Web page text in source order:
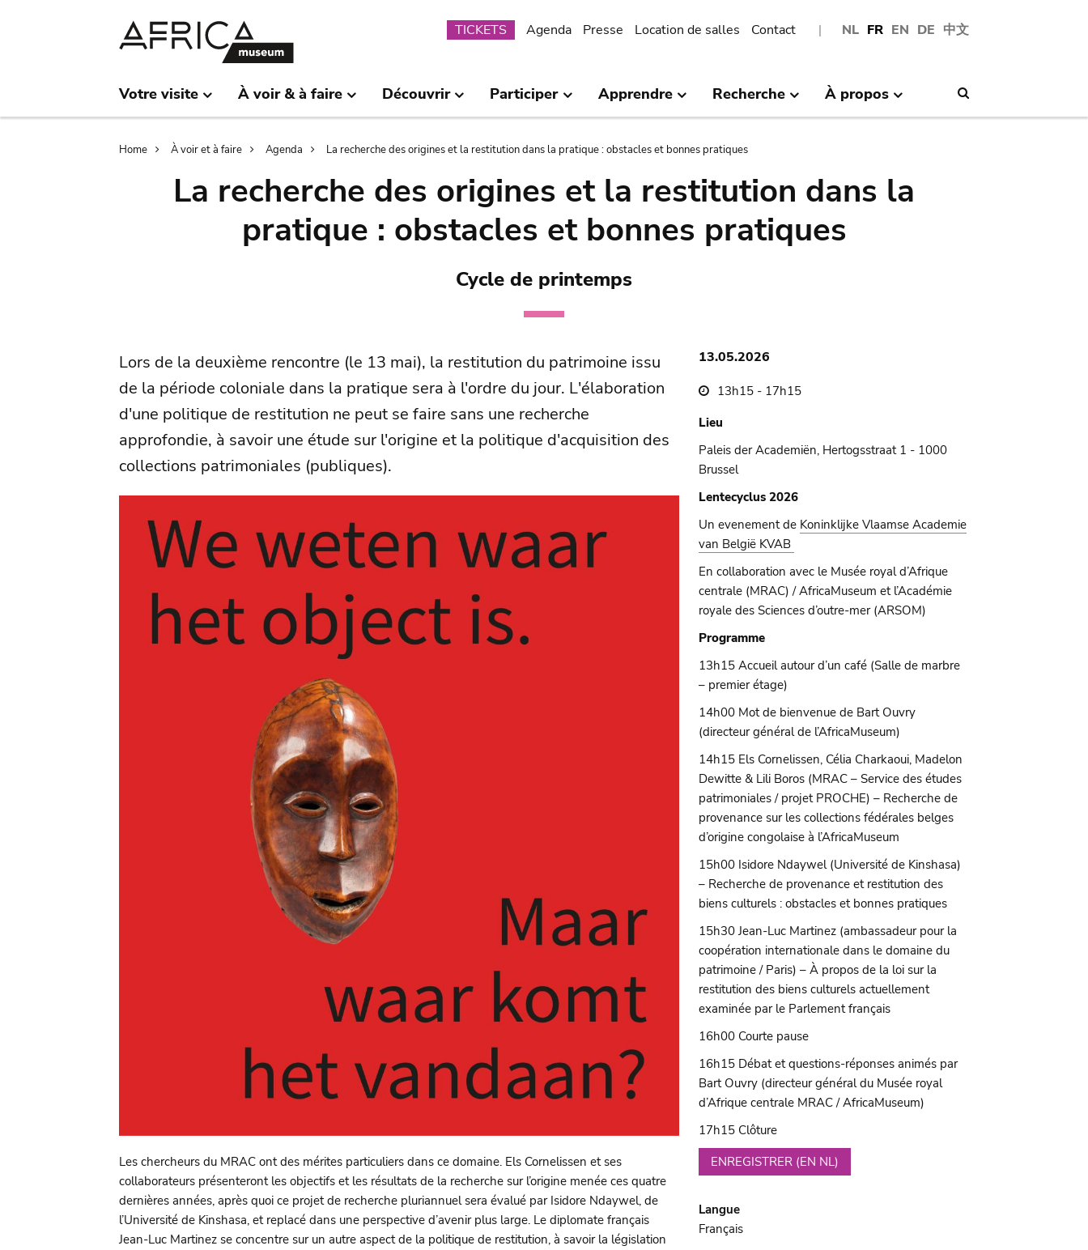
NL FR EN DE 中文
Submenu
TICKETS Agenda Presse Location de salles Contact
Votre visite À voir & à faire Découvrir Participer Apprendre Recherche À propos
Breadcrumb
Home À voir et à faire Agenda La recherche des origines et la restitution dans la pratique : obstacles et bonnes pratiques
La recherche des origines et la restitution dans la
pratique : obstacles et bonnes pratiques
Cycle de printemps
Lors de la deuxième rencontre (le 13 mai), la restitution du patrimoine issu
de la période coloniale dans la pratique sera à l'ordre du jour. L'élaboration
d'une politique de restitution ne peut se faire sans une recherche
approfondie, à savoir une étude sur l'origine et la politique d'acquisition des
collections patrimoniales (publiques).
Les chercheurs du MRAC ont des mérites particuliers dans ce domaine. Els Cornelissen et ses
collaborateurs présenteront les objectifs et les résultats de la recherche sur l’origine menée ces quatre
dernières années, après quoi ce projet de recherche pluriannuel sera évalué par Isidore Ndaywel, de
l’Université de Kinshasa, et replacé dans une perspective d’avenir plus large. Le diplomate français
Jean-Luc Martinez se concentre sur un autre aspect de la politique de restitution, à savoir la législation
13.05.2026
13h15 - 17h15
Lieu
Paleis der Academiën, Hertogsstraat 1 - 1000
Brussel
Lentecyclus 2026
Un evenement de Koninklijke Vlaamse Academie
van België KVAB
En collaboration avec le Musée royal d’Afrique
centrale (MRAC) / AfricaMuseum et l’Académie
royale des Sciences d’outre-mer (ARSOM)
Programme
13h15 Accueil autour d’un café (Salle de marbre
– premier étage)
14h00 Mot de bienvenue de Bart Ouvry
(directeur général de l’AfricaMuseum)
14h15 Els Cornelissen, Célia Charkaoui, Madelon
Dewitte & Lili Boros (MRAC – Service des études
patrimoniales / projet PROCHE) – Recherche de
provenance sur les collections fédérales belges
d’origine congolaise à l’AfricaMuseum
15h00 Isidore Ndaywel (Université de Kinshasa)
– Recherche de provenance et restitution des
biens culturels : obstacles et bonnes pratiques
15h30 Jean-Luc Martinez (ambassadeur pour la
coopération internationale dans le domaine du
patrimoine / Paris) – À propos de la loi sur la
restitution des biens culturels actuellement
examinée par le Parlement français
16h00 Courte pause
16h15 Débat et questions-réponses animés par
Bart Ouvry (directeur général du Musée royal
d’Afrique centrale MRAC / AfricaMuseum)
17h15 Clôture
ENREGISTRER (EN NL)
Langue
Français